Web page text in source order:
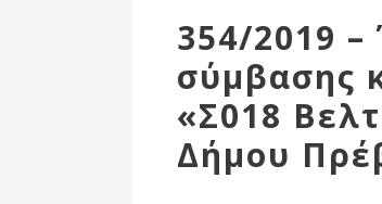
Ενότητες
354/2019
σύμβασης
«Σ018
Δήμου